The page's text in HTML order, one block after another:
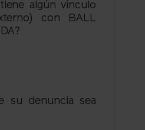
algún vínculo
con BALL
su denuncia sea